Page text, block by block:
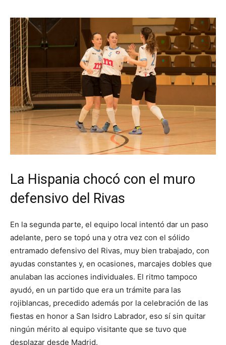
La Hispania chocó con el muro
defensivo del Rivas
En la segunda parte, el equipo local intentó dar un paso
adelante, pero se topó una y otra vez con el sólido
entramado defensivo del Rivas, muy bien trabajado, con
ayudas constantes y, en ocasiones, marcajes dobles que
anulaban las acciones individuales. El ritmo tampoco
ayudó, en un partido que era un trámite para las
rojiblancas, precedido además por la celebración de las
fiestas en honor a San Isidro Labrador, eso sí sin quitar
ningún mérito al equipo visitante que se tuvo que
desplazar desde Madrid.